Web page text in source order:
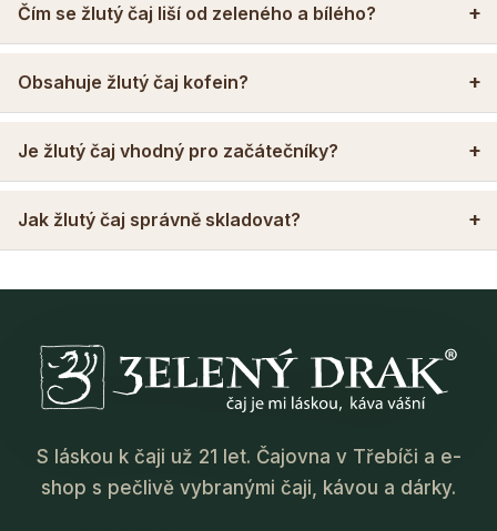
Čím se žlutý čaj liší od zeleného a bílého?
Obsahuje žlutý čaj kofein?
Je žlutý čaj vhodný pro začátečníky?
Jak žlutý čaj správně skladovat?
S láskou k čaji už 21 let. Čajovna v Třebíči a e-
shop s pečlivě vybranými čaji, kávou a dárky.